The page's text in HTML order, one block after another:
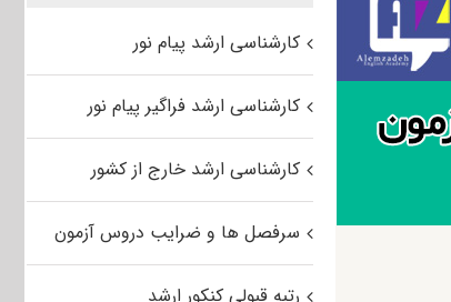
کارشناسی ارشد پیام نور
کارشناسی ارشد فراگیر پیام نور
کارشناسی ارشد خارج از کشور
سرفصل ها و ضرایب دروس آزمون
رتبه قبولی کنکور ارشد